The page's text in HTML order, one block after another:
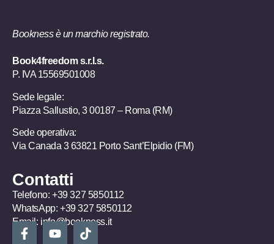
Bookness è un marchio registrato.
Book4freedom s.r.l.s.
P. IVA ​15569501008
Sede legale:
Piazza Sallustio, 3 00187 – Roma (RM)
Sede operativa:
Via Canada 3 63821 Porto Sant’Elpidio (FM)
Contatti
Telefono: +39 327 5850112
WhatsApp: +39 327 5850112
Email: info@bookness.it